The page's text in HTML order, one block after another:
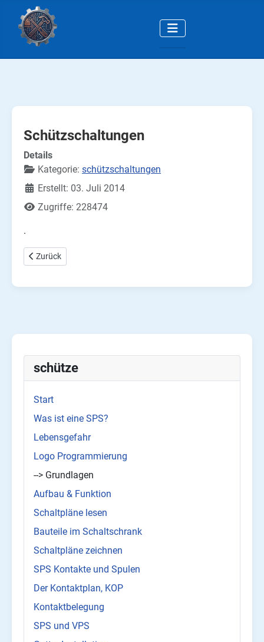
schütze
Start
Was ist eine SPS?
Lebensgefahr
Logo Programmierung
--> Grundlagen
Aufbau & Funktion
Schaltpläne lesen
Bauteile im Schaltschrank
Schaltpläne zeichnen
SPS Kontakte und Spulen
Der Kontaktplan, KOP
Kontaktbelegung
SPS und VPS
Schützschaltungen
Details
Kategorie: schützschaltungen
Erstellt: 03. Juli 2014
Zugriffe: 228474
.
Vorheriger Beitrag: Schalten mit Schützen: Die
Zurück